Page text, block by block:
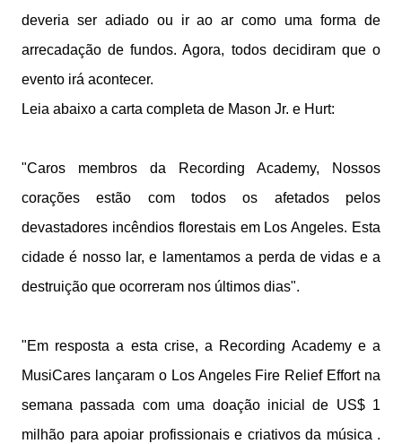
deveria ser adiado ou ir ao ar como uma forma de
arrecadação de fundos. Agora, todos decidiram que o
evento irá acontecer.
Leia abaixo a carta completa de Mason Jr. e Hurt:
"Caros membros da Recording Academy, Nossos
corações estão com todos os afetados pelos
devastadores incêndios florestais em Los Angeles. Esta
cidade é nosso lar, e lamentamos a perda de vidas e a
destruição que ocorreram nos últimos dias".
"Em resposta a esta crise, a Recording Academy e a
MusiCares lançaram o Los Angeles Fire Relief Effort na
semana passada com uma doação inicial de US$ 1
milhão para apoiar profissionais e criativos da música .